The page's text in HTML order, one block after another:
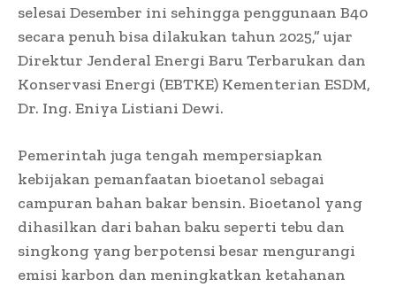
selesai Desember ini sehingga penggunaan B40
secara penuh bisa dilakukan tahun 2025,” ujar
Direktur Jenderal Energi Baru Terbarukan dan
Konservasi Energi (EBTKE) Kementerian ESDM,
Dr. Ing. Eniya Listiani Dewi.
Pemerintah juga tengah mempersiapkan
kebijakan pemanfaatan bioetanol sebagai
campuran bahan bakar bensin. Bioetanol yang
dihasilkan dari bahan baku seperti tebu dan
singkong yang berpotensi besar mengurangi
emisi karbon dan meningkatkan ketahanan